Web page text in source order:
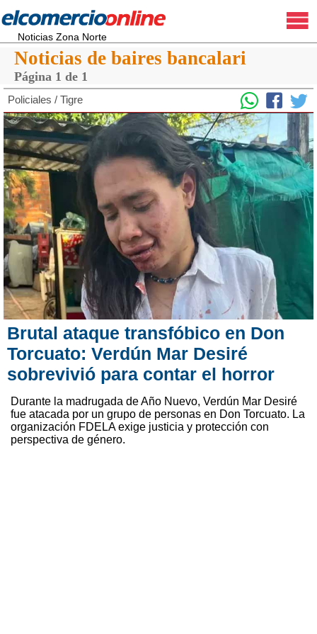
Noticias Zona Norte
Noticias de baires bancalari
Página 1 de 1
Policiales / Tigre
Brutal ataque transfóbico en Don
Torcuato: Verdún Mar Desiré
sobrevivió para contar el horror
Durante la madrugada de Año Nuevo, Verdún Mar Desiré
fue atacada por un grupo de personas en Don Torcuato. La
organización FDELA exige justicia y protección con
perspectiva de género.